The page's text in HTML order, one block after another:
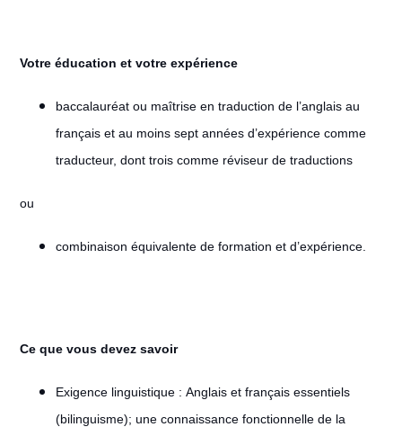
Votre éducation et votre expérience
baccalauréat ou maîtrise en traduction de l’anglais au
français et au moins sept années d’expérience comme
traducteur, dont trois comme réviseur de traductions
ou
combinaison équivalente de formation et d’expérience.
Ce que vous devez savoir
Exigence linguistique : Anglais et français essentiels
(bilinguisme); une connaissance fonctionnelle de la